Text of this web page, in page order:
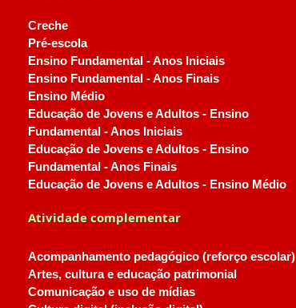
Creche
Pré-escola
Ensino Fundamental - Anos Iniciais
Ensino Fundamental - Anos Finais
Ensino Médio
Educação de Jovens e Adultos - Ensino
Fundamental - Anos Iniciais
Educação de Jovens e Adultos - Ensino
Fundamental - Anos Finais
Educação de Jovens e Adultos - Ensino Médio
Atividade complementar
Acompanhamento pedagógico (reforço escolar)
Artes, cultura e educação patrimonial
Comunicação e uso de mídias